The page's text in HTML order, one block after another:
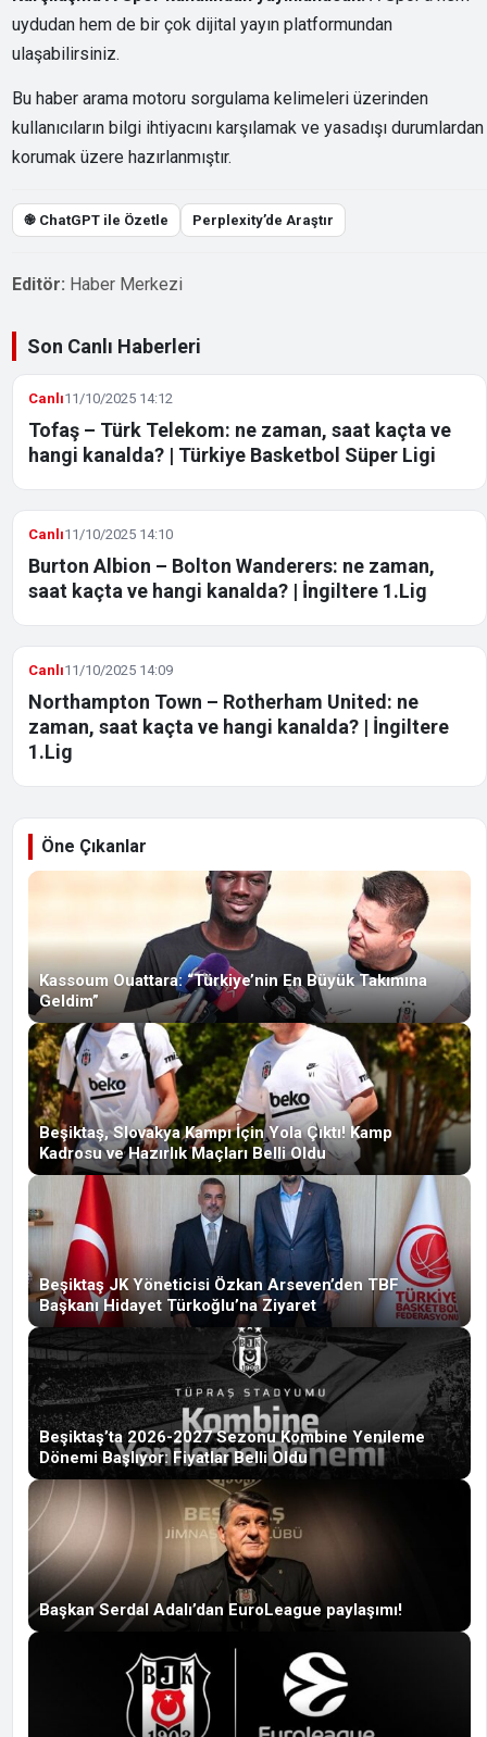
uydudan hem de bir çok dijital yayın platformundan
ulaşabilirsiniz.
Bu haber arama motoru sorgulama kelimeleri üzerinden
kullanıcıların bilgi ihtiyacını karşılamak ve yasadışı durumlardan
korumak üzere hazırlanmıştır.
֎ ChatGPT ile Özetle Perplexity’de Araştır
Editör: Haber Merkezi
Son Canlı Haberleri
Canlı11/10/2025 14:12
Tofaş – Türk Telekom: ne zaman, saat kaçta ve
hangi kanalda? | Türkiye Basketbol Süper Ligi
Canlı11/10/2025 14:10
Burton Albion – Bolton Wanderers: ne zaman,
saat kaçta ve hangi kanalda? | İngiltere 1.Lig
Canlı11/10/2025 14:09
Northampton Town – Rotherham United: ne
zaman, saat kaçta ve hangi kanalda? | İngiltere
1.Lig
Öne Çıkanlar
Kassoum Ouattara: “Türkiye’nin En Büyük Takımına
Geldim”
Beşiktaş, Slovakya Kampı İçin Yola Çıktı! Kamp
Kadrosu ve Hazırlık Maçları Belli Oldu
Beşiktaş JK Yöneticisi Özkan Arseven’den TBF
Başkanı Hidayet Türkoğlu’na Ziyaret
Beşiktaş’ta 2026-2027 Sezonu Kombine Yenileme
Dönemi Başlıyor: Fiyatlar Belli Oldu
Başkan Serdal Adalı’dan EuroLeague paylaşımı!